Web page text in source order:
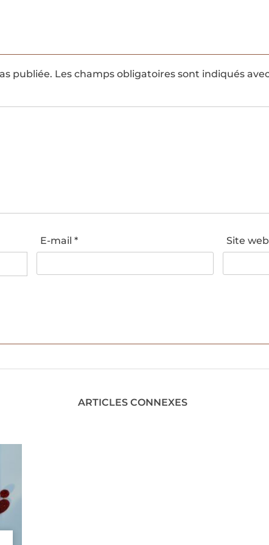
publiée. Les champs obligatoires sont indiqués
E-mail* Site web
ARTICLES CONNEXES